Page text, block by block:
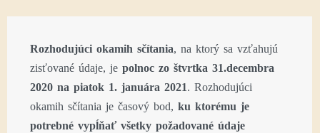
Rozhodujúci okamih sčítania, na ktorý sa vzťahujú
zisťované údaje, je polnoc zo štvrtka 31.decembra
2020 na piatok 1. januára 2021. Rozhodujúci
okamih sčítania je časový bod, ku ktorému je
potrebné vypĺňať všetky požadované údaje